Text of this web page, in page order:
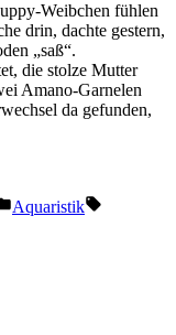
Weibchen fühlen
drin, dachte gestern,
„saß“.
die stolze Mutter
Amano-Garnelen
da gefunden,
Veröffentlicht
Aquaristik